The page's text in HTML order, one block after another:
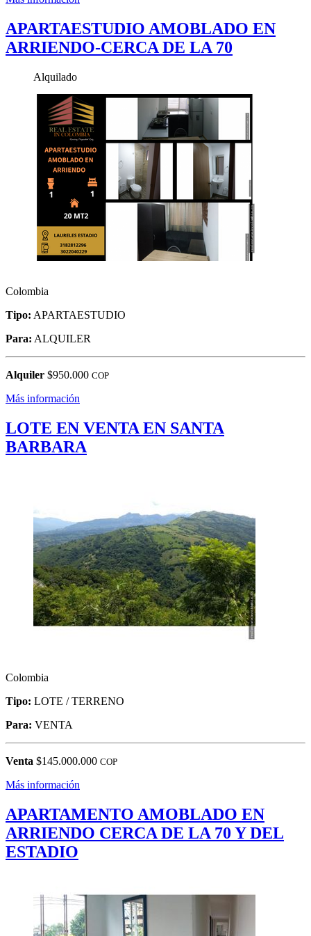
APARTAESTUDIO AMOBLADO EN
ARRIENDO-CERCA DE LA 70
Alquilado
Colombia
Tipo: APARTAESTUDIO
Para: ALQUILER
Alquiler $950.000 COP
Más información
LOTE EN VENTA EN SANTA
BARBARA
Colombia
Tipo: LOTE / TERRENO
Para: VENTA
Venta $145.000.000 COP
Más información
APARTAMENTO AMOBLADO EN
ARRIENDO CERCA DE LA 70 Y DEL
ESTADIO